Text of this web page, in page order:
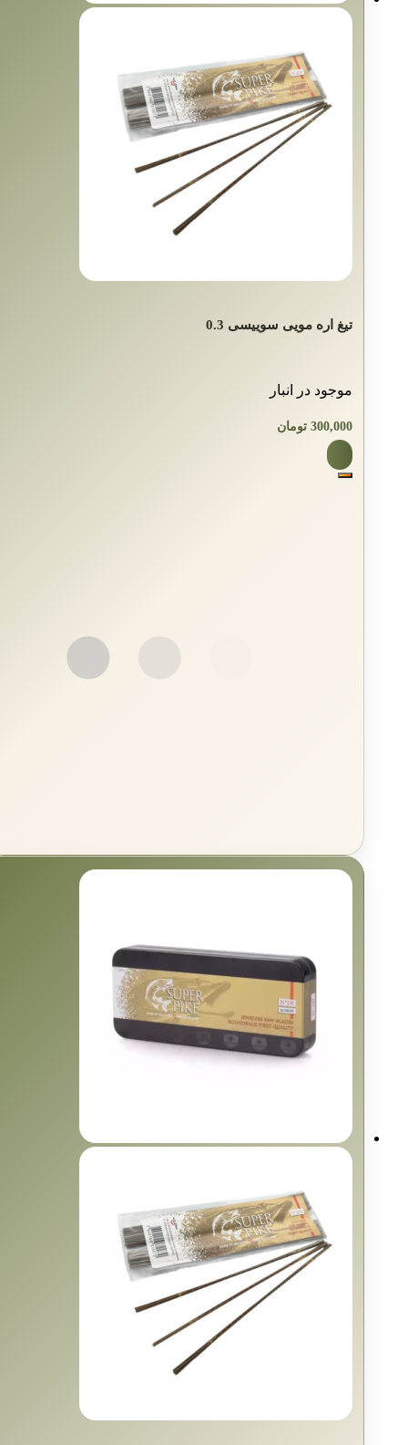
تیغ اره مویی سوییسی 0.3
موجود در انبار
300,000 تومان